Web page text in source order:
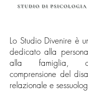
Lo Studio Divenire è
dedicato alla
alla famiglia,
comprensione del
relazionale e